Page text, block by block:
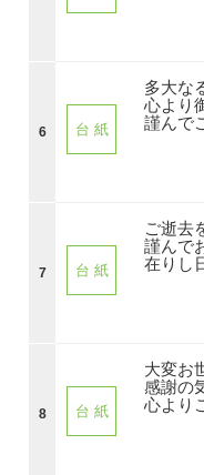
6 台 紙
多大な
心より
謹んで
7 台 紙
ご逝去
謹んで
在りし
8 台 紙
大変お
感謝の
心より